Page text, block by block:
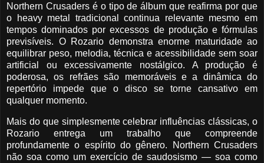
Northern Crusaders é o tipo de álbum que reafirma por que
o heavy metal tradicional continua relevante mesmo em
tempos dominados por excessos de produção e fórmulas
previsíveis. O Rozario demonstra enorme maturidade ao
equilibrar peso, melodia, técnica e acessibilidade sem soar
artificial ou excessivamente nostálgico. A produção é
poderosa, os refrães são memoráveis e a dinâmica do
repertório impede que o disco se torne cansativo em
qualquer momento.
Mais do que simplesmente celebrar influências clássicas, o
Rozario entrega um trabalho que compreende
profundamente o espírito do gênero. Northern Crusaders
não soa como um exercício de saudosismo — soa como